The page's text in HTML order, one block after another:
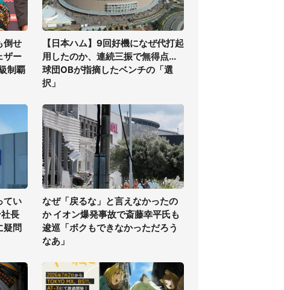
倒せ
ザー
制覇
【日本ハム】9回好機になぜ代打起
用したのか、連続三振で無得点...
球団OBが指摘したベンチの「選
択」
てい
長
疑問
なぜ「戻るな」と言えなかったの
か イオン爆発事故で斎藤幸平氏も
逡巡「ボクもできなかっただろう
なあ」